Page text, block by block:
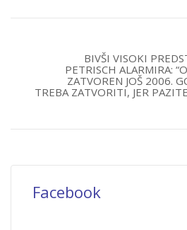
BIVŠI VISOKI
PETRISCH ALARMIRA:
ZATVOREN JOŠ 2006.
TREBA ZATVORITI, JER
Facebook